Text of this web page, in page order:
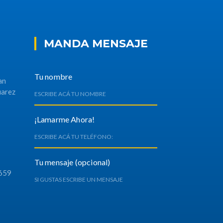
MANDA MENSAJE
Tu nombre
¡Lamarme Ahora!
Tu mensaje (opcional)